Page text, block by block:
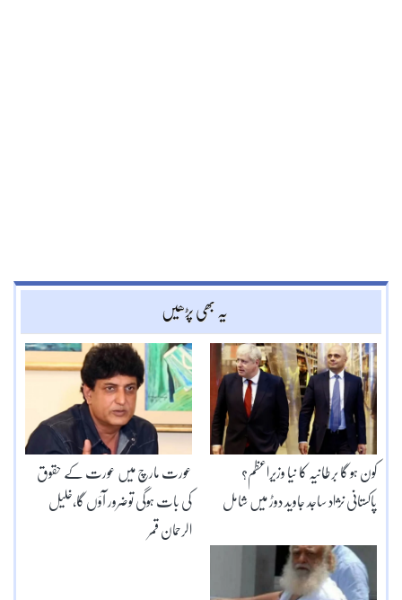
یہ بھی پڑھیں
عورت مارچ میں عورت کے حقوق
کی بات ہوگی توضرور آؤں گا،خلیل
الرحمان قمر
کون ہو گا برطانیہ کا نیا وزیراعظم؟
پاکستانی نژاد ساجد جاوید دوڑ میں شامل